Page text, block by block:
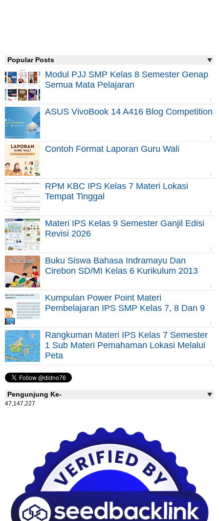
Popular Posts
Modul PJJ SMP Kelas 8 Semester Genap
Semua Mata Pelajaran
ASUS VivoBook 14 A416 Blog Competition
Contoh Format Laporan Guru Wali
RPM KBC IPS Kelas 7 Materi Lokasi
Tempat Tinggal
Materi IPS Kelas 9 Semester Ganjil Edisi
Revisi 2026
Buku Siswa Bahasa Indramayu Dan
Cirebon SD/MI Kelas 6 Kurikulum 2013
Kumpulan Power Point Materi
Pembelajaran IPS SMP Kelas 7, 8 Dan 9
Rangkuman Materi IPS Kelas 7 Semester
1 Sub Materi Pemahaman Lokasi Melalui
Peta
Pengunjung Ke-
47,147,227